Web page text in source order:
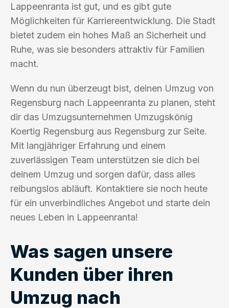
Lappeenranta ist gut, und es gibt gute
Möglichkeiten für Karriereentwicklung. Die Stadt
bietet zudem ein hohes Maß an Sicherheit und
Ruhe, was sie besonders attraktiv für Familien
macht.
Wenn du nun überzeugt bist, deinen Umzug von
Regensburg nach Lappeenranta zu planen, steht
dir das Umzugsunternehmen Umzugskönig
Koertig Regensburg aus Regensburg zur Seite.
Mit langjähriger Erfahrung und einem
zuverlässigen Team unterstützen sie dich bei
deinem Umzug und sorgen dafür, dass alles
reibungslos abläuft. Kontaktiere sie noch heute
für ein unverbindliches Angebot und starte dein
neues Leben in Lappeenranta!
Was sagen unsere
Kunden über ihren
Umzug nach